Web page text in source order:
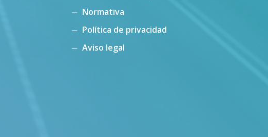
Normativa
Política de privacidad
Aviso legal